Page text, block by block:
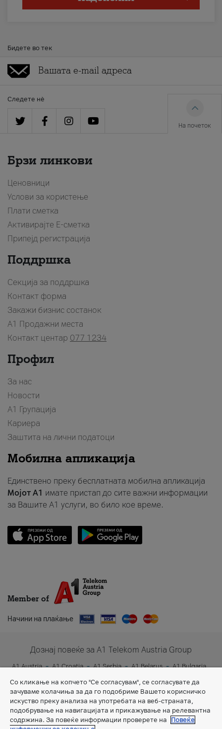
Бидете во тек
Следете нè
На почеток
Брзи линкови
Ценовници
Услови за користење
Плати сметка
Активирајте Е-сметка
Припејд регистрација
Поддршка
Секција за поддршка
Контакт форма
Закажи бизнис состанок
A1 Продажни места
Контакт центар 077 1234
Профил
За нас
Новости
А1 Групација
Кариера
Заштита на лични податоци
Мобилна апликација
Единствено преку бесплатната мобилна апликација
Мојот A1 имате пристап до сите важни информации
за Вашите A1 услуги, во било кое време.
Member of
Начини на плаќање
Дознај повеќе за A1 Telekom Austria Group
A1 Austria A1 Croatia A1 Serbia A1 Belarus
A1 Bulgaria
Со кликање на копчето "Се согласувам", се согласувате да
зачуваме колачиња за да го подобриме Вашето корисничко
искуство преку анализа на употребата на веб-страната,
подобрување на навигацијата и прикажување на релевантна
содржина. За повеќе информации проверете на
Повеќе